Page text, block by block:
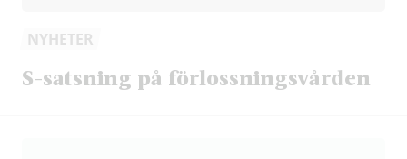
NYHETER
S-satsning på förlossningsvården